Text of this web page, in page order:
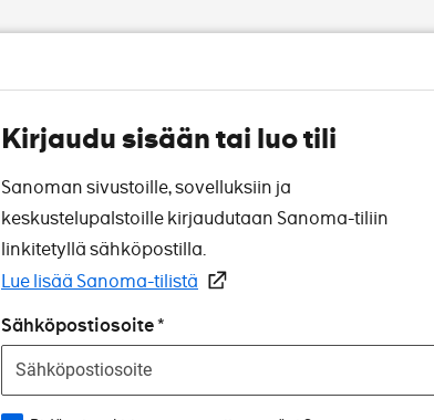
Kirjaudu sisään tai luo tili
Sanoman sivustoille, sovelluksiin ja
keskustelupalstoille kirjaudutaan Sanoma-tiliin
linkitetyllä sähköpostilla.
Lue lisää Sanoma-tilistä
Sähköpostiosoite